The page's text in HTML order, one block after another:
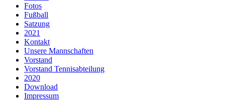
Fotos
Fußball
Satzung
2021
Kontakt
Unsere Mannschaften
Vorstand
Vorstand Tennisabteilung
2020
Download
Impressum